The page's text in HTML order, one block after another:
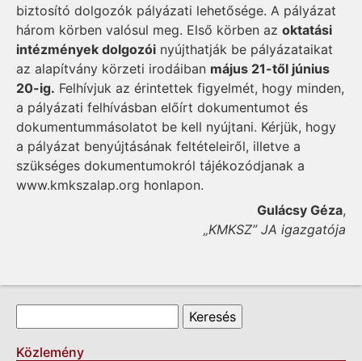
biztosító dolgozók pályázati lehetősége. A pályázat
három körben valósul meg. Első körben az oktatási
intézmények dolgozói nyújthatják be pályázataikat
az alapítvány körzeti irodáiban május 21-től június
20-ig. Felhívjuk az érintettek figyelmét, hogy minden,
a pályázati felhívásban előírt dokumentumot és
dokumentummásolatot be kell nyújtani. Kérjük, hogy
a pályázat benyújtásának feltételeiről, illetve a
szükséges dokumentumokról tájékozódjanak a
www.kmkszalap.org honlapon.
Gulácsy Géza,
„KMKSZ” JA igazgatója
Keresés űrlap
Keresés
Közlemény